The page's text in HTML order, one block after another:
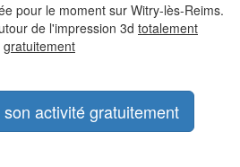
pour le moment sur Witry-lès-Reims.
de l'impression 3d totalement
gratuitement
activité gratuitement